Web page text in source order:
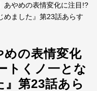
あやめの表情変化に注目!?
めました』第23話あらす
めの表情変化
トくノ一とな
第23話あら